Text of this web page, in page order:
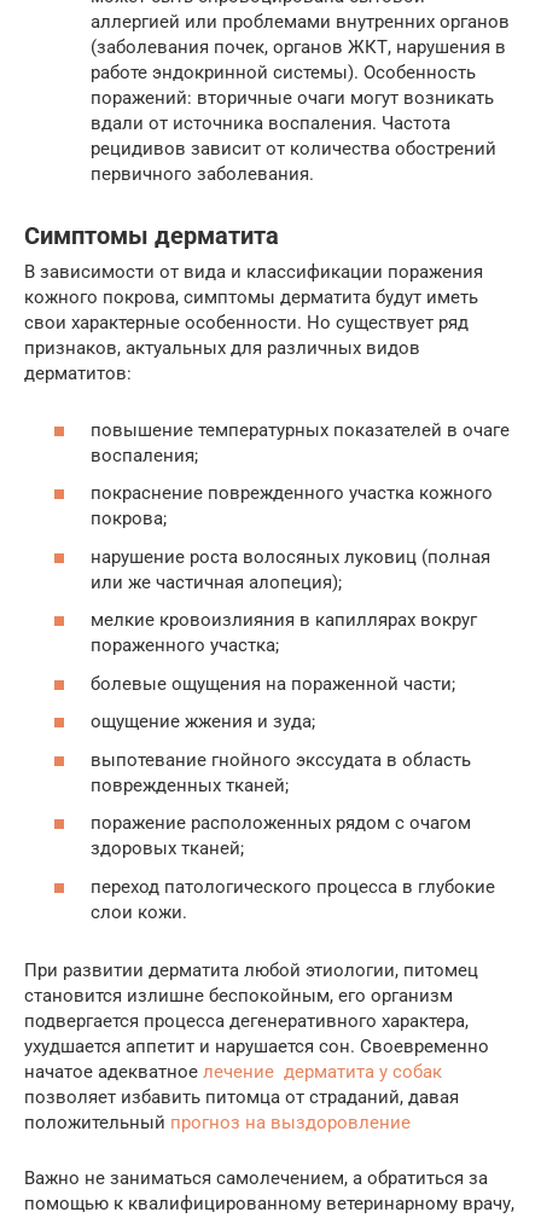
аллергией или проблемами внутренних органов
(заболевания почек, органов ЖКТ, нарушения в
работе эндокринной системы). Особенность
поражений: вторичные очаги могут возникать
вдали от источника воспаления. Частота
рецидивов зависит от количества обострений
первичного заболевания.
Симптомы дерматита
В зависимости от вида и классификации поражения
кожного покрова, симптомы дерматита будут иметь
свои характерные особенности. Но существует ряд
признаков, актуальных для различных видов
дерматитов:
повышение температурных показателей в очаге
воспаления;
покраснение поврежденного участка кожного
покрова;
нарушение роста волосяных луковиц (полная
или же частичная алопеция);
мелкие кровоизлияния в капиллярах вокруг
пораженного участка;
болевые ощущения на пораженной части;
ощущение жжения и зуда;
выпотевание гнойного экссудата в область
поврежденных тканей;
поражение расположенных рядом с очагом
здоровых тканей;
переход патологического процесса в глубокие
слои кожи.
При развитии дерматита любой этиологии, питомец
становится излишне беспокойным, его организм
подвергается процесса дегенеративного характера,
ухудшается аппетит и нарушается сон. Своевременно
начатое адекватное лечение дерматита у собак
позволяет избавить питомца от страданий, давая
положительный прогноз на выздоровление
Важно не заниматься самолечением, а обратиться за
помощью к квалифицированному ветеринарному врачу,